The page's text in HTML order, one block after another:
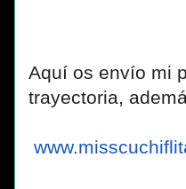
Aquí os envío mi
trayectoria,